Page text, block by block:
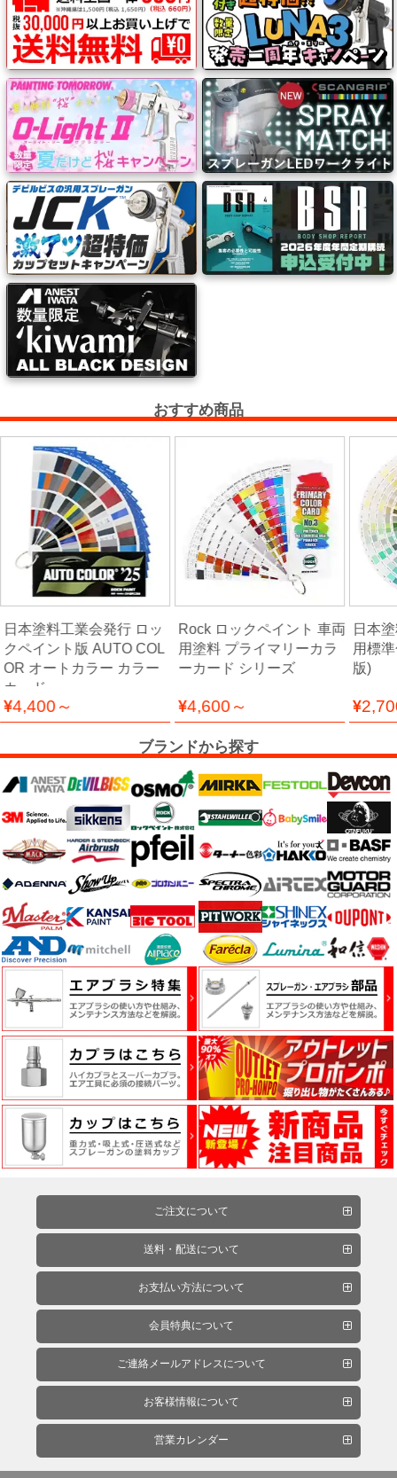
エ
ア
ブ
ラ
シ
コ
ン
レ
ッ
サ
ー・
エ
ア
ー
経
パ
ン
ド・
フ・
カ
ー
ア
用
カ
ッ
テ
ィ
ン
グ
シ
ー
ト・
ウ
ィ
ン
ド
ー
フ
ィ
ル
材・
おすすめ商品
日本塗料工業会発行 ロッ
クペイント版 AUTO COL
OR オートカラー カラー
カード
4,400～
Rock ロックペイント 車両
用塗料 プライマリーカラ
ーカード シリーズ
4,600～
日本
用標
版)
ブランドから探す
ご注文について
送料・配送について
お支払い方法について
会員特典について
ご連絡メールアドレスについて
お客様情報について
営業カレンダー